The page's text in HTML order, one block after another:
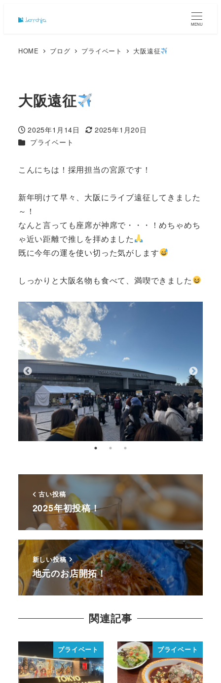
MENU
HOME ブログ プライベート 大阪遠征
大阪遠征
投稿日
2025年1月14日
更新日
2025年1月20日
カテゴリー
プライベート
こんにちは！採用担当の宮原です！
新年明けて早々、大阪にライブ遠征してきました
～！
なんと言っても座席が神席で・・・！めちゃめち
ゃ近い距離で推しを拝めました
既に今年の運を使い切った気がします
しっかりと大阪名物も食べて、満喫できました
古い投稿
2025年初投稿！
新しい投稿
地元のお店開拓！
関連記事
プライベート プライベート